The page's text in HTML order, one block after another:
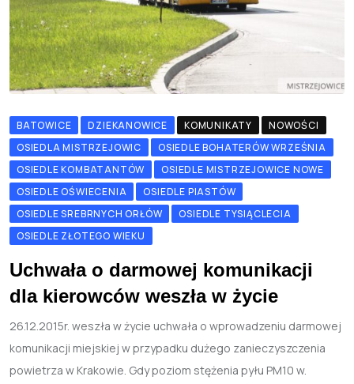
BATOWICE DZIEKANOWICE KOMUNIKATY
NOWOŚCI
OSIEDLA MISTRZEJOWIC
OSIEDLE BOHATERÓW WRZEŚNIA
OSIEDLE KOMBATANTÓW
OSIEDLE MISTRZEJOWICE NOWE
OSIEDLE OŚWIECENIA
OSIEDLE PIASTÓW
OSIEDLE SREBRNYCH ORŁÓW
OSIEDLE TYSIĄCLECIA
OSIEDLE ZŁOTEGO WIEKU
Uchwała o darmowej komunikacji
dla kierowców weszła w życie
26.12.2015r. weszła w życie uchwała o wprowadzeniu darmowej
komunikacji miejskiej w przypadku dużego zanieczyszczenia
powietrza w Krakowie. Gdy poziom stężenia pyłu PM10 w.